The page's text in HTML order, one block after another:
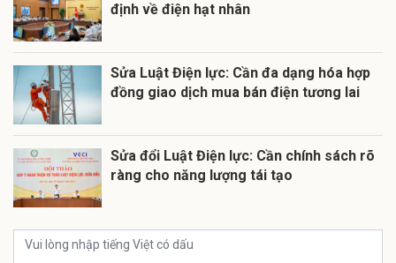
định về điện hạt nhân
Sửa Luật Điện lực: Cần đa dạng hóa hợp
đồng giao dịch mua bán điện tương lai
Sửa đổi Luật Điện lực: Cần chính sách rõ
ràng cho năng lượng tái tạo